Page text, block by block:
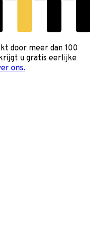
door meer dan 100
u gratis eerlijke
ons.